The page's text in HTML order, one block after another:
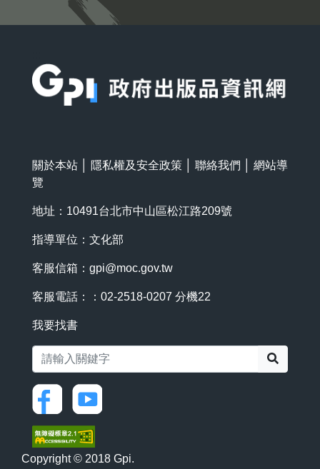
關於本站 隱私權及安全政策 聯絡我們
網站導
覽
地址：10491台北市中山區松江路209號
指導單位：文化部
客服信箱： gpi@moc.gov.tw
客服電話：：02-2518-0207 分機22
我要找書
Copyright © 2018 Gpi.